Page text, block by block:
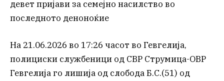
девет пријави за семејно насилство во
последното деноноќие
На 21.06.2026 во 17:26 часот во Гевгелија,
полициски службеници од СВР Струмица-ОВР
Гевгелија го лишија од слобода Б.С.(51) од